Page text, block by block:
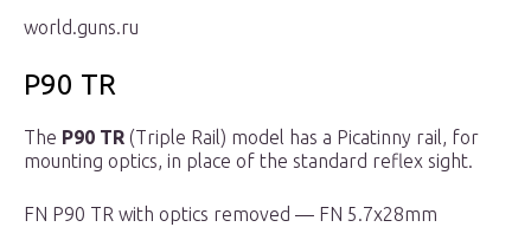
world.guns.ru
P90 TR
The P90 TR (Triple Rail) model has a Picatinny rail, for
mounting optics, in place of the standard reflex sight.
FN P90 TR with optics removed — FN 5.7x28mm